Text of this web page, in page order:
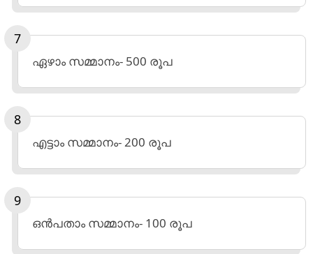
ഏഴാം സമ്മാനം- 500 രൂപ
എട്ടാം സമ്മാനം- 200 രൂപ
ഒന്‍പതാം സമ്മാനം- 100 രൂപ